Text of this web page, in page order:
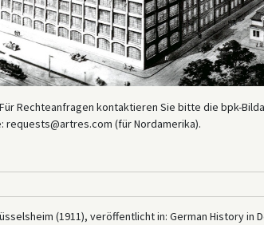
Rechteanfragen kontaktieren Sie bitte die bpk-
(für Nordamerika).
(1911), veröffentlicht in: German History in